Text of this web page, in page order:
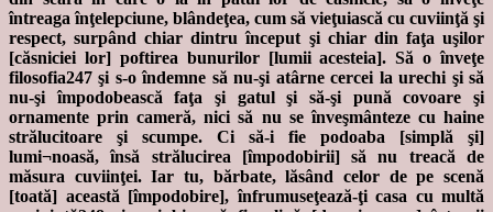
întreaga înţelepciune, blândeţea, cum să vieţuiască cu cuviinţă şi
respect, surpând chiar dintru început şi chiar din faţa uşilor
[căsniciei lor] poftirea bunurilor [lumii acesteia]. Să o înveţe
filosofia247 şi s-o îndemne să nu-şi atârne cercei la urechi şi să
nu-şi împodobească faţa şi gatul şi să-şi pună covoare şi
ornamente prin cameră, nici să nu se înveşmânteze cu haine
strălucitoare şi scumpe. Ci să-i fie podoaba [simplă şi]
lumi¬noasă, însă strălucirea [împodobirii] să nu treacă de
măsura cuviinţei. Iar tu, bărbate, lăsând celor de pe scenă
[toată] această [împodobire], înfrumuseţează-ţi casa cu multă